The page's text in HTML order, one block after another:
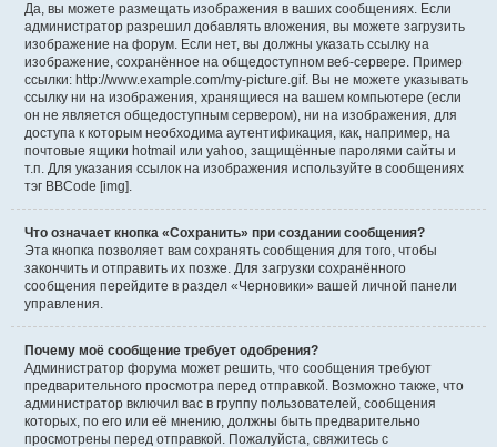
Да, вы можете размещать изображения в ваших сообщениях. Если
администратор разрешил добавлять вложения, вы можете загрузить
изображение на форум. Если нет, вы должны указать ссылку на
изображение, сохранённое на общедоступном веб-сервере. Пример
ссылки: http://www.example.com/my-picture.gif. Вы не можете указывать
ссылку ни на изображения, хранящиеся на вашем компьютере (если
он не является общедоступным сервером), ни на изображения, для
доступа к которым необходима аутентификация, как, например, на
почтовые ящики hotmail или yahoo, защищённые паролями сайты и
т.п. Для указания ссылок на изображения используйте в сообщениях
тэг BBCode [img].
Что означает кнопка «Сохранить» при создании сообщения?
Эта кнопка позволяет вам сохранять сообщения для того, чтобы
закончить и отправить их позже. Для загрузки сохранённого
сообщения перейдите в раздел «Черновики» вашей личной панели
управления.
Почему моё сообщение требует одобрения?
Администратор форума может решить, что сообщения требуют
предварительного просмотра перед отправкой. Возможно также, что
администратор включил вас в группу пользователей, сообщения
которых, по его или её мнению, должны быть предварительно
просмотрены перед отправкой. Пожалуйста, свяжитесь с